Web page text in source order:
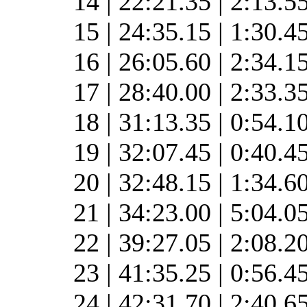
15 | 24:35.15 |
16 | 26:05.60 |
17 | 28:40.00 |
18 | 31:13.35 |
19 | 32:07.45 |
20 | 32:48.15 |
21 | 34:23.00 |
22 | 39:27.05 |
23 | 41:35.25 |